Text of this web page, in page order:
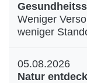
Weniger
weniger
05.08.2026
Natur